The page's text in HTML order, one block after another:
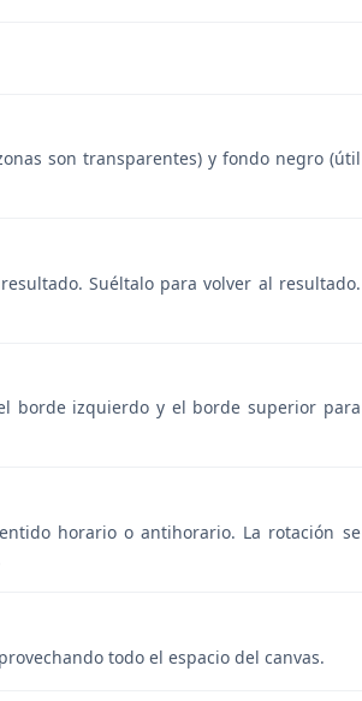
son transparentes) y fondo negro (útil
Suéltalo para volver al resultado.
borde izquierdo y el borde superior para
horario o antihorario. La rotación se
todo el espacio del canvas.